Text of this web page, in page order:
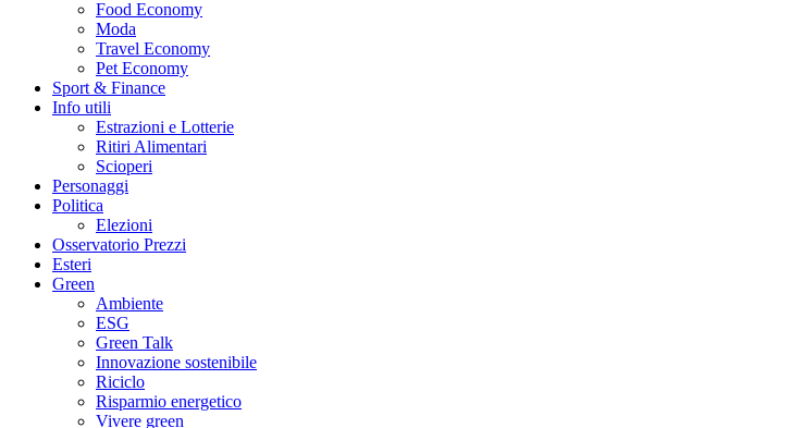
Food Economy
Moda
Travel Economy
Pet Economy
Sport & Finance
Info utili
Estrazioni e Lotterie
Ritiri Alimentari
Scioperi
Personaggi
Politica
Elezioni
Osservatorio Prezzi
Esteri
Green
Ambiente
ESG
Green Talk
Innovazione sostenibile
Riciclo
Risparmio energetico
Vivere green